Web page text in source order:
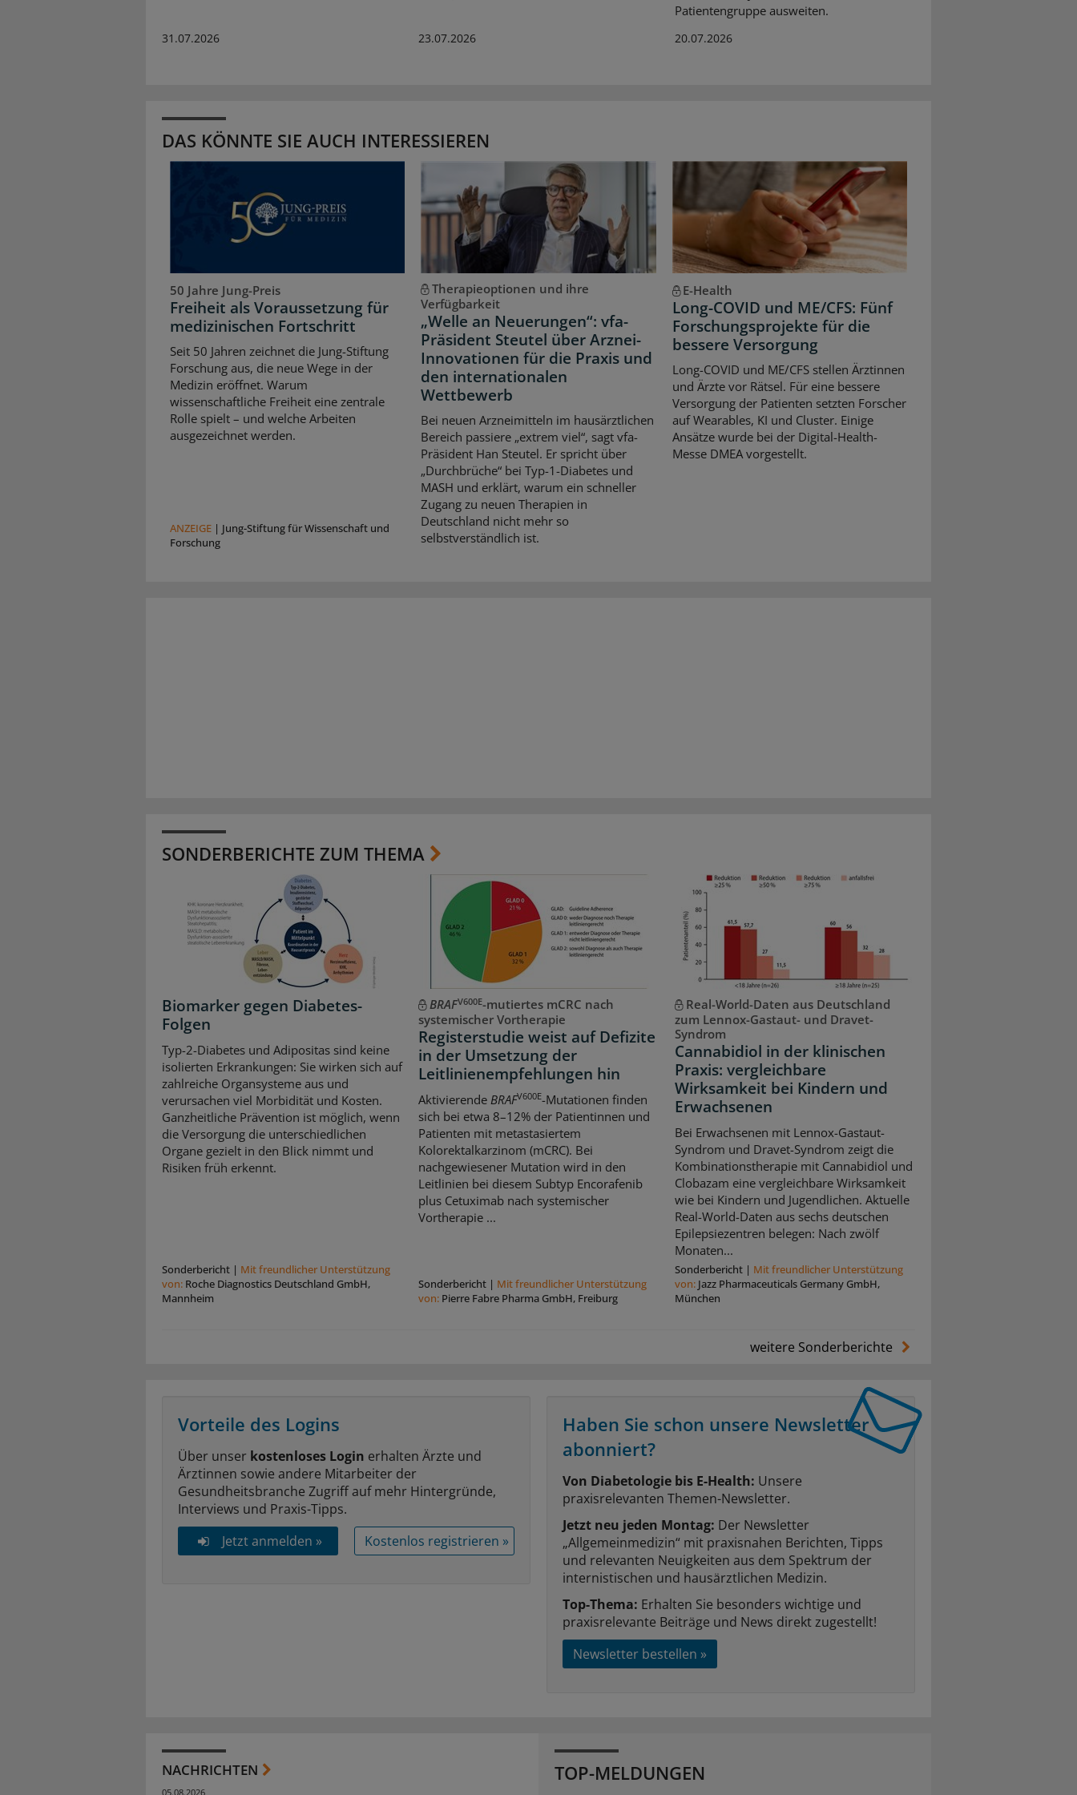
31.07.2026 23.07.2026
Patientengruppe ausweiten.
20.07.2026
DAS KÖNNTE SIE AUCH INTERESSIEREN
50 Jahre Jung-Preis
Freiheit als Voraussetzung für
medizinischen Fortschritt
Seit 50 Jahren zeichnet die Jung-Stiftung
Forschung aus, die neue Wege in der
Medizin eröffnet. Warum
wissenschaftliche Freiheit eine zentrale
Rolle spielt – und welche Arbeiten
ausgezeichnet werden.
ANZEIGE | Jung-Stiftung für Wissenschaft und
Forschung
Therapieoptionen und ihre
Verfügbarkeit
„Welle an Neuerungen“: vfa-
Präsident Steutel über Arznei-
Innovationen für die Praxis und
den internationalen
Wettbewerb
Bei neuen Arzneimitteln im hausärztlichen
Bereich passiere „extrem viel“, sagt vfa-
Präsident Han Steutel. Er spricht über
„Durchbrüche“ bei Typ-1-Diabetes und
MASH und erklärt, warum ein schneller
Zugang zu neuen Therapien in
Deutschland nicht mehr so
selbstverständlich ist.
E-Health
Long-COVID und ME/CFS: Fünf
Forschungsprojekte für die
bessere Versorgung
Long-COVID und ME/CFS stellen Ärztinnen
und Ärzte vor Rätsel. Für eine bessere
Versorgung der Patienten setzten Forscher
auf Wearables, KI und Cluster. Einige
Ansätze wurde bei der Digital-Health-
Messe DMEA vorgestellt.
SONDERBERICHTE ZUM THEMA
Biomarker gegen Diabetes-
Folgen
Typ-2-Diabetes und Adipositas sind keine
isolierten Erkrankungen: Sie wirken sich auf
zahlreiche Organsysteme aus und
verursachen viel Morbidität und Kosten.
Ganzheitliche Prävention ist möglich, wenn
die Versorgung die unterschiedlichen
Organe gezielt in den Blick nimmt und
Risiken früh erkennt.
Sonderbericht | Mit freundlicher Unterstützung
von: Roche Diagnostics Deutschland GmbH,
Mannheim
BRAFV600E-mutiertes mCRC nach
systemischer Vortherapie
Registerstudie weist auf Defizite
in der Umsetzung der
Leitlinienempfehlungen hin
Aktivierende BRAFV600E-Mutationen finden
sich bei etwa 8–12% der Patientinnen und
Patienten mit metastasiertem
Kolorektalkarzinom (mCRC). Bei
nachgewiesener Mutation wird in den
Leitlinien bei diesem Subtyp Encorafenib
plus Cetuximab nach systemischer
Vortherapie ...
Sonderbericht| Mit freundlicher Unterstützung
von: Pierre Fabre Pharma GmbH, Freiburg
Real-World-Daten aus Deutschland
zum Lennox-Gastaut- und Dravet-
Syndrom
Cannabidiol in der klinischen
Praxis: vergleichbare
Wirksamkeit bei Kindern und
Erwachsenen
Bei Erwachsenen mit Lennox-Gastaut-
Syndrom und Dravet-Syndrom zeigt die
Kombinationstherapie mit Cannabidiol und
Clobazam eine vergleichbare Wirksamkeit
wie bei Kindern und Jugendlichen. Aktuelle
Real-World-Daten aus sechs deutschen
Epilepsiezentren belegen: Nach zwölf
Monaten...
Sonderbericht| Mit freundlicher Unterstützung
von: Jazz Pharmaceuticals Germany GmbH,
München
weitere Sonderberichte
Vorteile des Logins
Über unser kostenloses Login erhalten Ärzte und
Ärztinnen sowie andere Mitarbeiter der
Gesundheitsbranche Zugriff auf mehr Hintergründe,
Interviews und Praxis-Tipps.
Jetzt anmelden »
Kostenlos registrieren »
Haben Sie schon unsere Newsletter
abonniert?
Von Diabetologie bis E-Health: Unsere
praxisrelevanten Themen-Newsletter.
Jetzt neu jeden Montag: Der Newsletter
„Allgemeinmedizin“ mit praxisnahen Berichten, Tipps
und relevanten Neuigkeiten aus dem Spektrum der
internistischen und hausärztlichen Medizin.
Top-Thema: Erhalten Sie besonders wichtige und
praxisrelevante Beiträge und News direkt zugestellt!
Newsletter bestellen »
NACHRICHTEN
05.08.2026
TOP-MELDUNGEN